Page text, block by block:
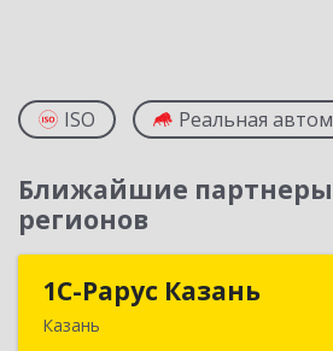
ISO Реальная
Ближайшие партнеры
регионов
1С-Рарус Казань
Казань